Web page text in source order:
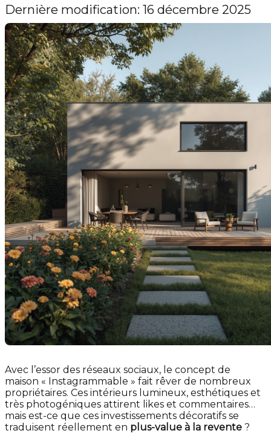
Dernière modification: 16 décembre 2025
Avec l’essor des réseaux sociaux, le concept de
maison « Instagrammable » fait rêver de nombreux
propriétaires. Ces intérieurs lumineux, esthétiques et
très photogéniques attirent likes et commentaires…
mais est-ce que ces investissements décoratifs se
traduisent réellement en plus-value à la revente ?